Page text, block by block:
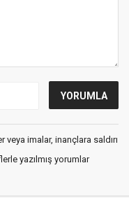
imalar, inançlara saldırı
yazılmış yorumlar